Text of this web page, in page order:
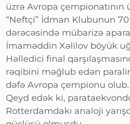
üzrə Avropa
“Neftçi” İdman Klubunun
dərəcəsində mübarizə
İmaməddin Xəlilov böyük
Həlledici final
rəqibini məğlub edən
dəfə Avropa çempionu olub.
Qeyd edək ki,
Rotterdamdakı analoji